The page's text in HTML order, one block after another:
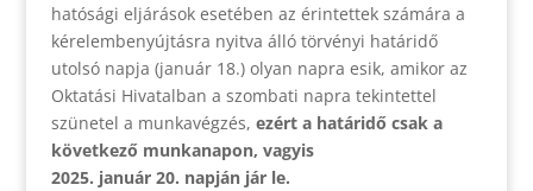
hatósági eljárások esetében az érintettek számára a
kérelembenyújtásra nyitva álló törvényi határidő
utolsó napja (január 18.) olyan napra esik, amikor az
Oktatási Hivatalban a szombati napra tekintettel
szünetel a munkavégzés, ezért a határidő csak a
következő munkanapon, vagyis
2025. január 20. napján jár le.